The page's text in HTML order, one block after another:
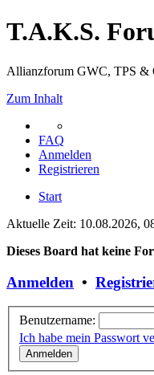
T.A.K.S.
Allianzforum GWC, TPS &
Zum Inhalt
FAQ
Anmelden
Registrieren
Start
Aktuelle Zeit: 10.08.2026,
Dieses Board hat keine
Anmelden •
Benutzername:
Ich habe mein Passwort